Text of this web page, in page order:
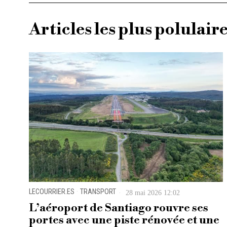
Articles les plus
LECOURRIER.ES · TRANSPORT 28 mai 2026 12:02
L’aéroport de Santiago rouvre ses
portes avec une piste rénovée et une